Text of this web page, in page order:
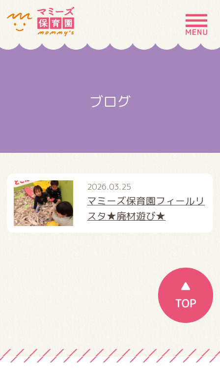
MENU
採用情報 お問い合わせ
ブログ
2026.03.25
マミーズ保育園フィールリ
スタ★廃材遊び★